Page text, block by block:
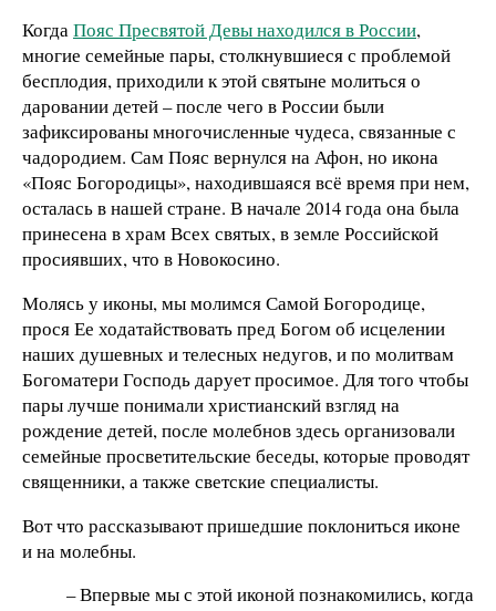
КогдаПояс Пресвятой Девы находился в России,
многие семейные пары, столкнувшиеся с проблемой
бесплодия, приходили к этой святыне молиться о
даровании детей – после чего в России были
зафиксированы многочисленные чудеса, связанные с
чадородием. Сам Пояс вернулся на Афон, но икона
«Пояс Богородицы», находившаяся всё время при нем,
осталась в нашей стране. В начале 2014 года она была
принесена в храм Всех святых, в земле Российской
просиявших, что в Новокосино.
Молясь у иконы, мы молимся Самой Богородице,
прося Ее ходатайствовать пред Богом об исцелении
наших душевных и телесных недугов, и по молитвам
Богоматери Господь дарует просимое. Для того чтобы
пары лучше понимали христианский взгляд на
рождение детей, после молебнов здесь организовали
семейные просветительские беседы, которые проводят
священники, а также светские специалисты.
Вот что рассказывают пришедшие поклониться иконе
и на молебны.
– Впервые мы с этой иконой познакомились, когда